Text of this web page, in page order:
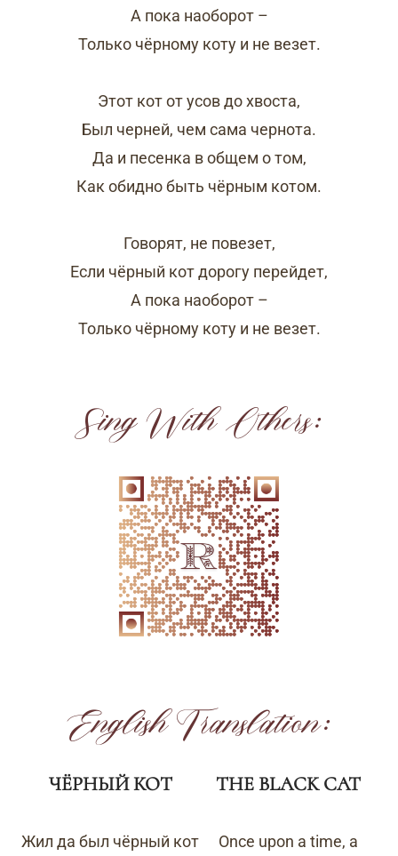
А пока наоборот –
Только чёрному коту и не везет.
Этот кот от усов до хвоста,
Был черней, чем сама чернота.
Да и песенка в общем о том,
Как обидно быть чёрным котом.
Говорят, не повезет,
Если чёрный кот дорогу перейдет,
А пока наоборот –
Только чёрному коту и не везет.
Sing With Others:
English Translation:
ЧЁРНЫЙ КОТ THE BLACK CAT
Жил да был чёрный кот Once upon a time, a